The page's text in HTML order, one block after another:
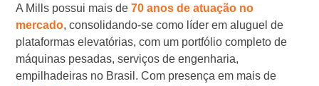
A Mills possui mais de70 anos de atuação no
mercado, consolidando-se como líder em aluguel de
plataformas elevatórias, com um portfólio completo de
máquinas pesadas, serviços de engenharia,
empilhadeiras no Brasil. Com presença em mais de